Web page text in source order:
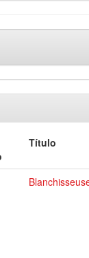
Título